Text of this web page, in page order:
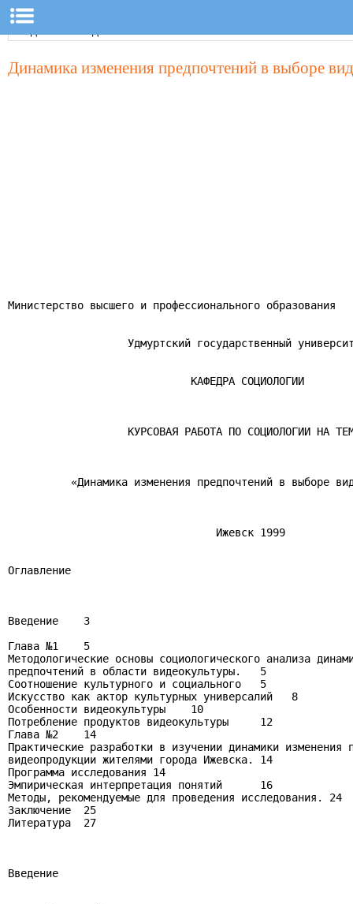
Динамика изменения предпочтений в выборе
Министерство высшего и профессионального образования
Удмуртский государственный
                             КАФЕДРА СОЦИОЛОГИИ
КУРСОВАЯ РАБОТА ПО СОЦИОЛОГИИ НА
«Динамика изменения предпочтений в выборе
                                 Ижевск 1999
Оглавление
Введение    3
Глава №1    5
Методологические основы социологического анализа
предпочтений в области видеокультуры.   5
Соотношение культурного и социального   5
Искусство как актор культурных универсалий   8
Особенности видеокультуры    10
Потребление продуктов видеокультуры     12
Глава №2    14
Практические разработки в изучении динамики изменения
видеопродукции жителями города Ижевска. 14
Программа исследования 14
Эмпирическая интерпретация понятий      16
Методы, рекомендуемые для проведения исследования. 24
Заключение  25
Литература  27
Введение